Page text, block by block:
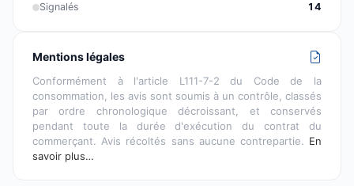
Signalés
14
Mentions légales
Conformément à l'article L111-7-2 du Code de la
consommation, les avis sont soumis à un contrôle, classés
par ordre chronologique décroissant, et conservés
pendant toute la durée d'exécution du contrat du
commerçant. Avis récoltés sans aucune contrepartie. En
savoir plus…